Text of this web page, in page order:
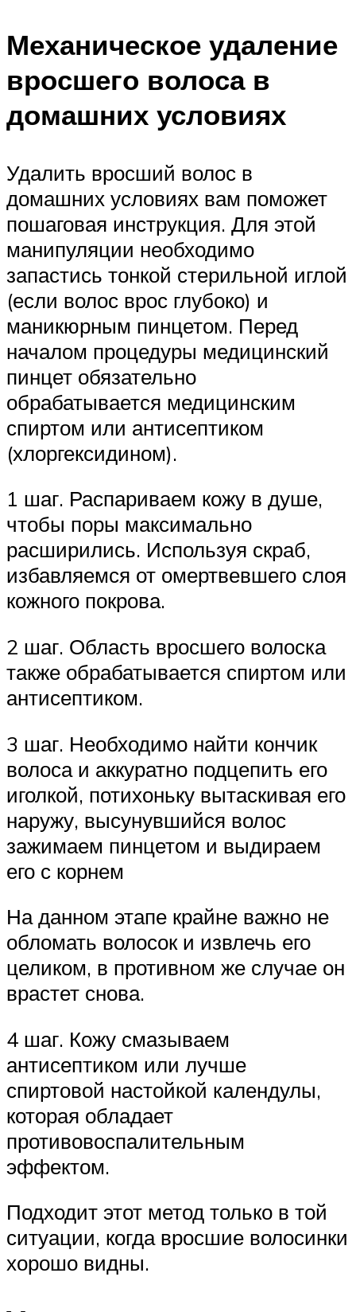
Механическое удаление
вросшего волоса в
домашних условиях
Удалить вросший волос в
домашних условиях вам поможет
пошаговая инструкция. Для этой
манипуляции необходимо
запастись тонкой стерильной иглой
(если волос врос глубоко) и
маникюрным пинцетом. Перед
началом процедуры медицинский
пинцет обязательно
обрабатывается медицинским
спиртом или антисептиком
(хлоргексидином).
1 шаг. Распариваем кожу в душе,
чтобы поры максимально
расширились. Используя скраб,
избавляемся от омертвевшего слоя
кожного покрова.
2 шаг. Область вросшего волоска
также обрабатывается спиртом или
антисептиком.
3 шаг. Необходимо найти кончик
волоса и аккуратно подцепить его
иголкой, потихоньку вытаскивая его
наружу, высунувшийся волос
зажимаем пинцетом и выдираем
его с корнем
На данном этапе крайне важно не
обломать волосок и извлечь его
целиком, в противном же случае он
врастет снова.
4 шаг. Кожу смазываем
антисептиком или лучше
спиртовой настойкой календулы,
которая обладает
противовоспалительным
эффектом.
Подходит этот метод только в той
ситуации, когда вросшие волосинки
хорошо видны.